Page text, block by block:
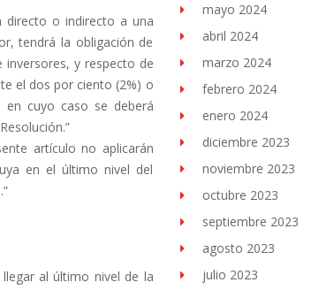
directo o indirecto a una
tendrá la obligación de
y respecto de
el dos por ciento (2%) o
en cuyo caso se deberá
artículo no aplicarán
en el último nivel del
al último nivel de la
mayo 2024
abril 2024
marzo 2024
febrero 2024
enero 2024
diciembre 2023
noviembre 2023
octubre 2023
septiembre 2023
agosto 2023
julio 2023